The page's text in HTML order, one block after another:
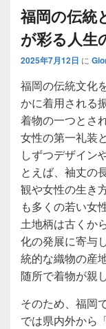
福岡の伝統
が彩る人生
2025年7月12日 に
福岡の伝統文化
かに着用される
着物の一つとさ
女性の第一礼装
しずつデザイン
とえば、袖丈の
観や女性の生き
も多くの若い女
土地柄は古くか
化の発展に寄与
統的な織物の産
随所で着物が親
そのため、福岡
では県内外から